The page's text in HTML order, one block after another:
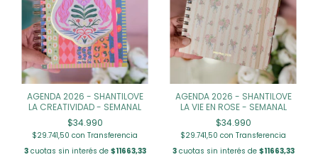
AGENDA 2026 - SHANTILOVE
LA CREATIVIDAD - SEMANAL
$34.990
$29.741,50 con Transferencia
3cuotas sin interés de $11663,33
AGENDA 2026 - SHANTILOVE
LA VIE EN ROSE - SEMANAL
$34.990
$29.741,50 con Transferencia
3cuotas sin interés de $11663,33